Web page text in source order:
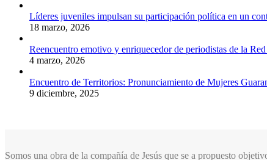
Líderes juveniles impulsan su participación política en un
18 marzo, 2026
Reencuentro emotivo y enriquecedor de periodistas de la
4 marzo, 2026
Encuentro de Territorios: Pronunciamiento de Mujeres
9 diciembre, 2025
Somos una obra de la compañía de Jesús que se a propuesto